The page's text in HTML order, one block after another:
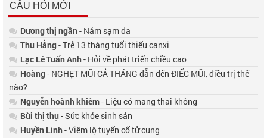
CÂU HỎI MỚI
Dương thị ngần- Nám sạm da
Thu Hằng- Trẻ 13 tháng tuổi thiếu canxi
Lạc Lê Tuấn Anh- Hỏi về phát triển chiều cao
Hoàng- NGHẸT MŨI CẢ THÁNG dẫn đến ĐIẾC MŨI, điều trị thế
nào?
Nguyễn hoành khiêm- Liệu có mang thai không
Bùi thị thụ- Sức khỏe sinh sản
Huyền Linh- Viêm lộ tuyến cổ tử cung